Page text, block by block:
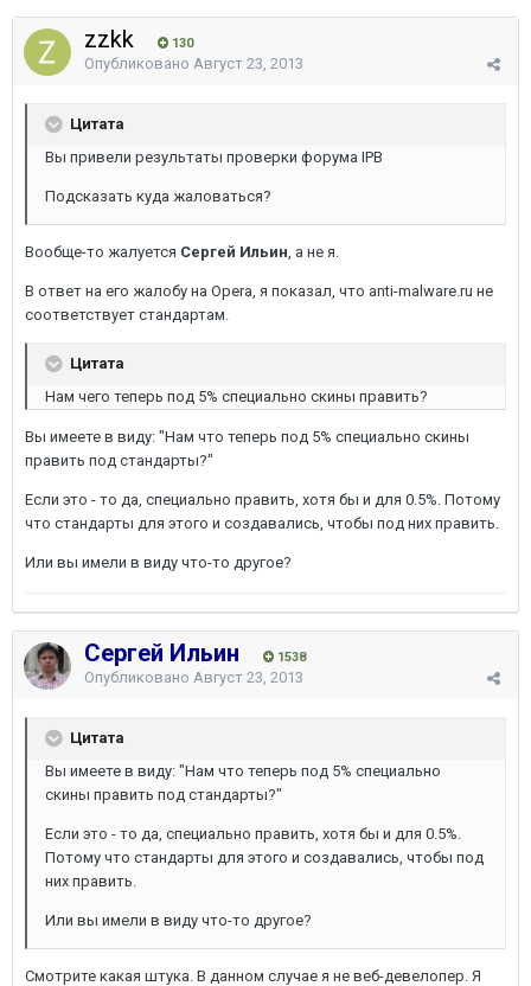
zzkk 130
Опубликовано Август 23, 2013
Цитата
Вы привели результаты проверки форума IPB
Подсказать куда жаловаться?
Вообще-то жалуется Сергей Ильин, а не я.
В ответ на его жалобу на Opera, я показал, что anti-malware.ru не
соответствует стандартам.
Цитата
Нам чего теперь под 5% специально скины править?
Вы имеете в виду: "Нам что теперь под 5% специально скины
править под стандарты?"
Если это - то да, специально править, хотя бы и для 0.5%. Потому
что стандарты для этого и создавались, чтобы под них править.
Или вы имели в виду что-то другое?
Сергей Ильин 1538
Опубликовано Август 23, 2013
Цитата
Вы имеете в виду: "Нам что теперь под 5% специально
скины править под стандарты?"
Если это - то да, специально править, хотя бы и для 0.5%.
Потому что стандарты для этого и создавались, чтобы под
них править.
Или вы имели в виду что-то другое?
Смотрите какая штука. В данном случае я не веб-девелопер. Я